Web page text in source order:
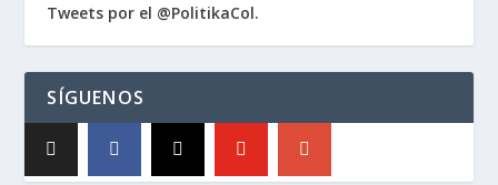
Tweets por el @PolitikaCol.
SÍGUENOS